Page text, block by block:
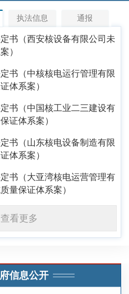
执法信息 通报
书（西安核设备有限公司未
）
书（中核核电运行管理有限
体系案）
书（中国核工业二三建设有
证体系案）
书（山东核电设备制造有限
体系案）
书（大亚湾核电运营管理有
量保证体系案）
查看更多
信息公开